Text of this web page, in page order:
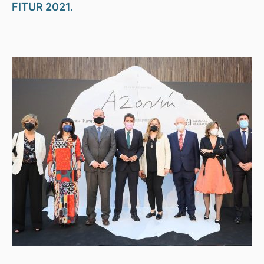
FITUR 2021.